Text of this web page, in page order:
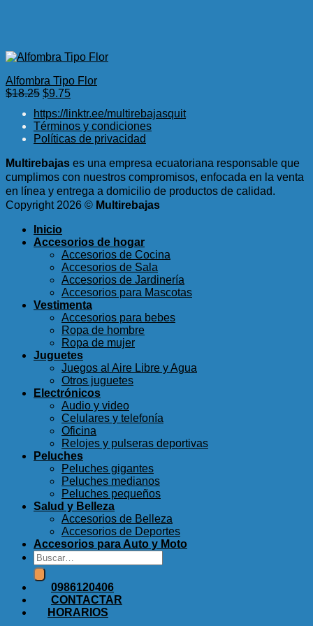
Alfombra Tipo Flor
$18.25 El
original
era:
$18.25.
$9.75El
actual
es:
$9.75.
https://linktr.ee/multirebajasquit
Términos y condiciones
Políticas de privacidad
Multirebajas es una empresa ecuatoriana responsable que
cumplimos con nuestros compromisos, enfocada en la venta
en línea y entrega a domicilio de productos de calidad.
Copyright 2026 © Multirebajas
Inicio
Accesorios de hogar
Accesorios de Cocina
Accesorios de Sala
Accesorios de Jardinería
Accesorios para Mascotas
Vestimenta
Accesorios para bebes
Ropa de hombre
Ropa de mujer
Juguetes
Juegos al Aire Libre y Agua
Otros juguetes
Electrónicos
Audio y video
Celulares y telefonía
Oficina
Relojes y pulseras deportivas
Peluches
Peluches gigantes
Peluches medianos
Peluches pequeños
Salud y Belleza
Accesorios de Belleza
Accesorios de Deportes
Accesorios para Auto y Moto
Buscar
por:
0986120406
CONTACTAR
HORARIOS